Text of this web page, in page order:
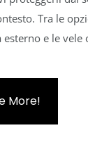
Tra le
esterno e le
More!